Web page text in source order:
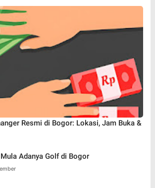
Resmi di Bogor: Lokasi, Jam Buka &
Adanya Golf di Bogor